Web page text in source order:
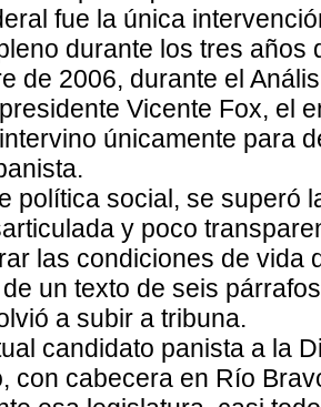
fue la única
durante los tres años
de 2006, durante el
Vicente Fox, el
únicamente para
política social, se superó
y poco
las condiciones de vida
un texto de seis
a subir a tribuna.
candidato panista a la
con cabecera en Río